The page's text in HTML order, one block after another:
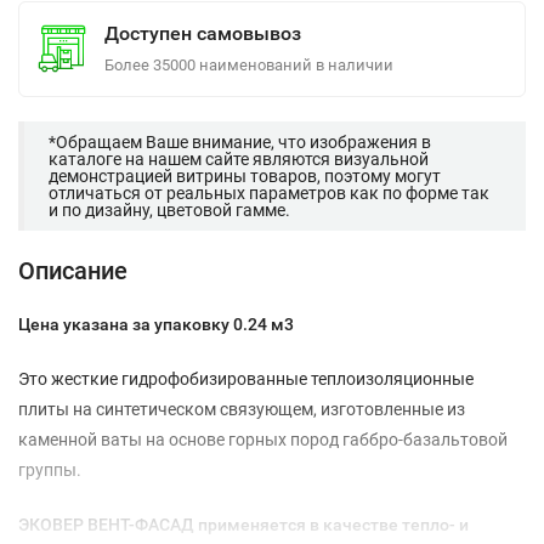
Доступен самовывоз
Более 35000 наименований в наличии
*Обращаем Ваше внимание, что изображения в
каталоге на нашем сайте являются визуальной
демонстрацией витрины товаров, поэтому могут
отличаться от реальных параметров как по форме так
и по дизайну, цветовой гамме.
Описание
Цена указана за упаковку 0.24 м3
Это жесткие гидрофобизированные теплоизоляционные
плиты на синтетическом связующем, изготовленные из
каменной ваты на основе горных пород габбро-базальтовой
группы.
ЭКОВЕР ВЕНТ-ФАСАД применяется в качестве тепло- и